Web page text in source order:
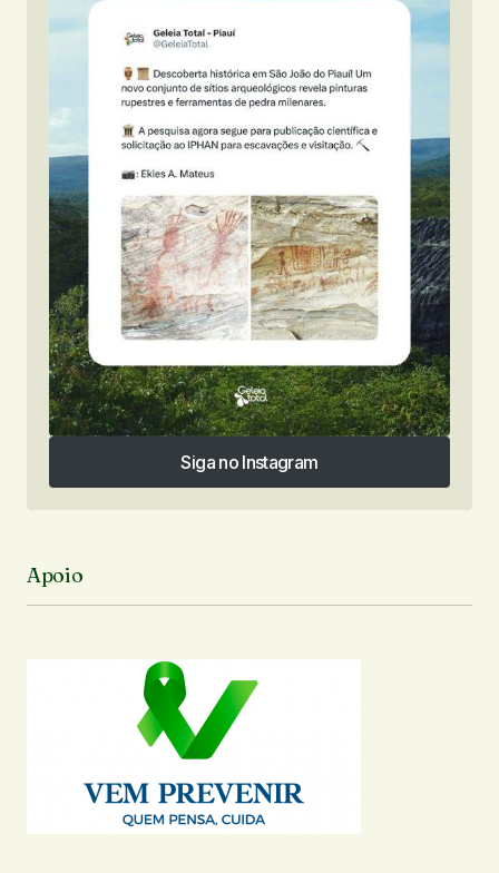
Siga no Instagram
Siga no Instagram
Apoio